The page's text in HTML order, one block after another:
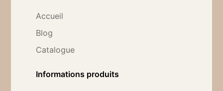
Accueil
Blog
Catalogue
Informations produits